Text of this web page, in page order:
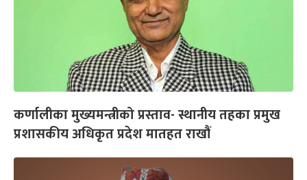
कर्णालीका मुख्यमन्त्रीको प्रस्ताव- स्थानीय तहका प्रमुख
प्रशासकीय अधिकृत प्रदेश मातहत राखौं